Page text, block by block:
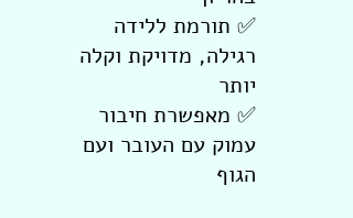
✅ תורמת ללידה
רגילה, מדויקת וקלה
יותר
✅ מאפשרת חיבור
עמוק עם העובר ועם
הגוף